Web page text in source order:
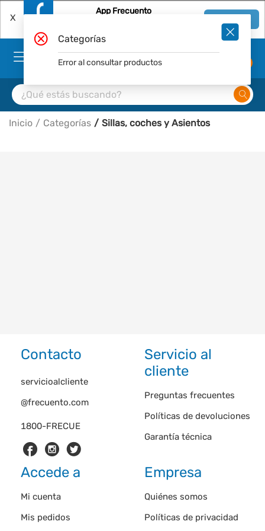
X
App Frecuento
Inicio Categorías Sillas, coches y Asientos
Contacto
1800-FRECUE
servicioalcliente
@frecuento.com
Servicio al
cliente
Preguntas frecuentes
Políticas de devoluciones
Garantía técnica
Accede a
Mi cuenta
Mis pedidos
Empresa
Quiénes somos
Políticas de privacidad
Categorías
Error al consultar productos